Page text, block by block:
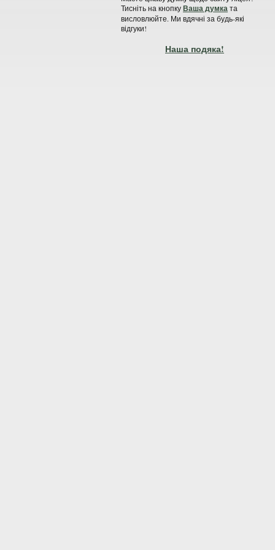
Тисніть на кнопкуВаша думката
висловлюйте. Ми вдячні за будь-які
відгуки!
Наша подяка!